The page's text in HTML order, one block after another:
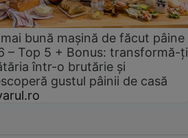
bună mașină de făcut pâine
– Top 5 + Bonus: transformă-ți
într-o brutărie și
gustul pâinii de casă